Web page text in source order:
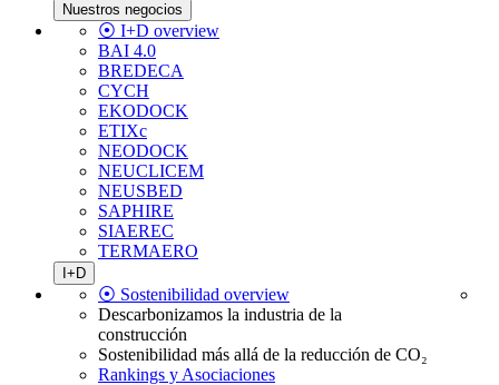
Nuestros negocios
⦿ I+D overview
BAI 4.0
BREDECA
CYCH
EKODOCK
ETIXc
NEODOCK
NEUCLICEM
NEUSBED
SAPHIRE
SIAEREC
TERMAERO
I+D
⦿ Sostenibilidad overview
Descarbonizamos la industria de la
construcción
Sostenibilidad más allá de la reducción de CO₂
Rankings y Asociaciones